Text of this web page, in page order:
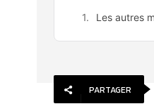
Les autres
PARTAGER